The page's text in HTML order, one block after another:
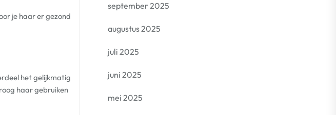
je haar er gezond
het gelijkmatig
haar gebruiken
september 2025
augustus 2025
juli 2025
juni 2025
mei 2025